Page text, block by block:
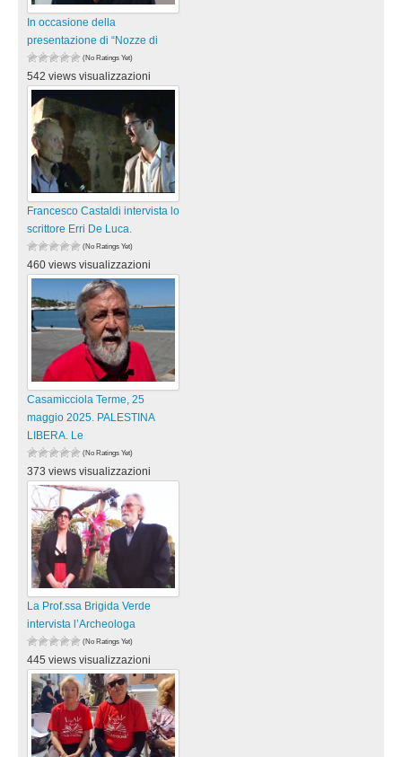
In occasione della
presentazione di “Nozze di
(No Ratings Yet)
542 views visualizzazioni
Francesco Castaldi intervista lo
scrittore Erri De Luca.
(No Ratings Yet)
460 views visualizzazioni
Casamicciola Terme, 25
maggio 2025. PALESTINA
LIBERA. Le
(No Ratings Yet)
373 views visualizzazioni
La Prof.ssa Brigida Verde
intervista l’Archeologa
(No Ratings Yet)
445 views visualizzazioni